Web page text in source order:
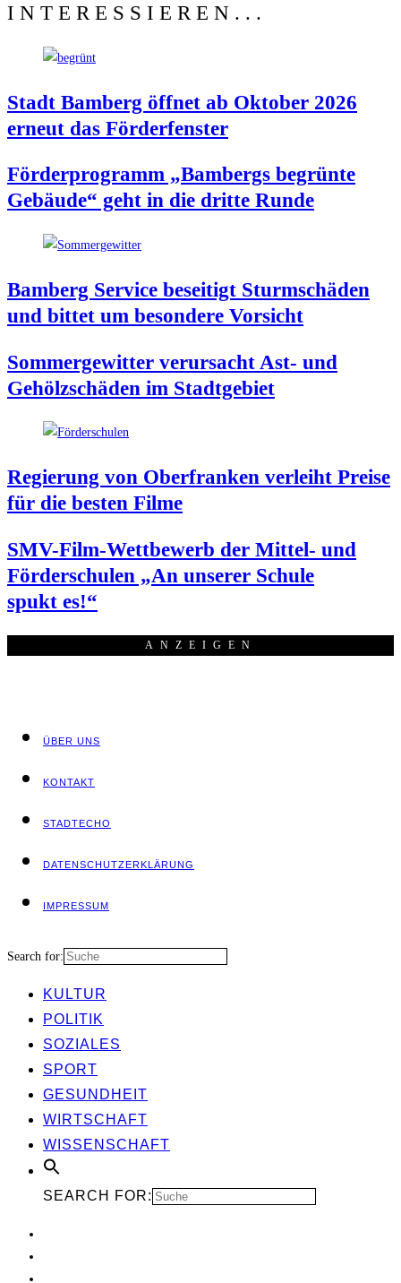
INTERESSIEREN...
Stadt Bam­berg öff­net ab Okto­ber 2026
erneut das Förderfenster
För­der­pro­gramm „Bam­bergs begrün­te
Gebäu­de“ geht in die drit­te Runde
Bam­berg Ser­vice besei­tigt Sturm­schä­den
und bit­tet um beson­de­re Vorsicht
Som­mer­ge­wit­ter ver­ur­sacht Ast- und
Gehölz­schä­den im Stadtgebiet
Regie­rung von Ober­fran­ken ver­leiht Prei­se
für die bes­ten Filme
SMV-Film-Wett­be­werb der Mit­tel- und
För­der­schu­len „An unse­rer Schu­le
spukt es!“
ANZEI­GEN
ÜBER UNS
KON­TAKT
STADT­ECHO
DATEN­SCHUTZ­ER­KLÄ­RUNG
IMPRES­SUM
Search for:
KUL­TUR
POLI­TIK
SOZIA­LES
SPORT
GESUND­HEIT
WIRT­SCHAFT
WIS­SEN­SCHAFT
SEARCH FOR: